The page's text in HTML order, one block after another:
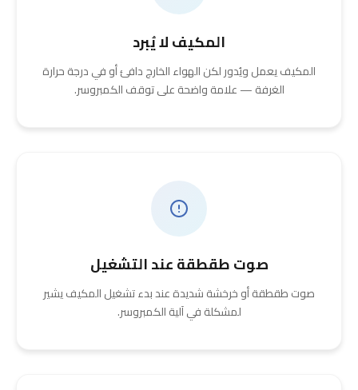
المكيف لا يُبرد
المكيف يعمل ويُدور لكن الهواء الخارج دافئ أو في درجة حرارة
الغرفة — علامة واضحة على توقف الكمبروسر.
صوت طقطقة عند التشغيل
صوت طقطقة أو خرخشة شديدة عند بدء تشغيل المكيف يشير
لمشكلة في آلية الكمبروسر.